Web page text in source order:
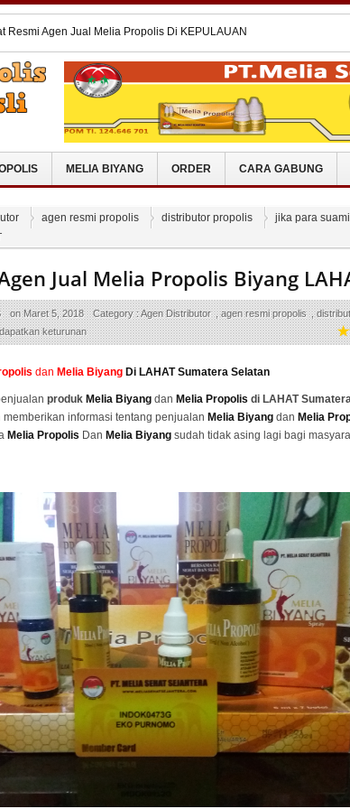
Resmi Agen Jual Melia Propolis Di KEPULAUAN
Resmi Agen Jual Melia Propolis Di PAMEKASAN
Resmi Agen Jual Melia Propolis Di KOTABARU
Ampuh Atasi Penyakit Hidrosefalus Dengan Melia
Resmi Agen Jual Melia Propolis Biyang MINAHASA
MELIA BIYANG ORDER CARA GABUNG
agen resmi propolis distributor propolis jika para
Jual Melia Propolis Biyang
onMaret 5, 2018 Category :Agen Distributor ,agen resmi propolis ,
keturunan
dan Melia Biyang Di LAHAT Sumatera Selatan
produk Melia Biyang dan Melia Propolis di LAHAT
memberikan informasi tentang penjualan Melia Biyang dan Melia
Melia Propolis Dan Melia Biyang sudah tidak asing lagi bagi